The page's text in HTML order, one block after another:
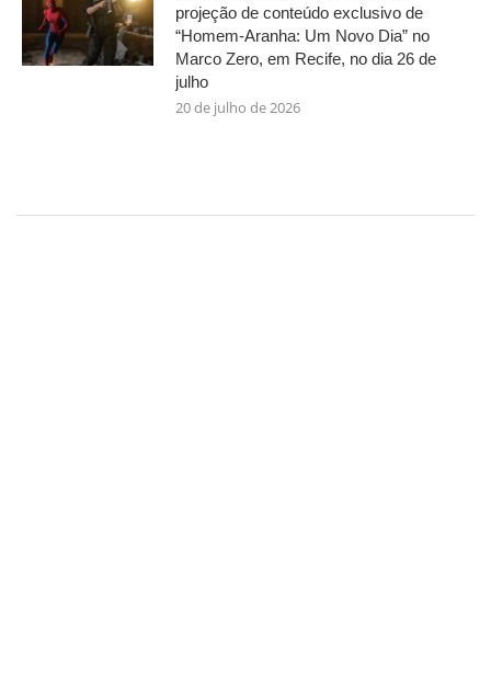
projeção de conteúdo exclusivo de
“Homem-Aranha: Um Novo Dia” no
Marco Zero, em Recife, no dia 26 de
julho
20 de julho de 2026